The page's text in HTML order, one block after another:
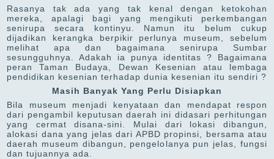
Rasanya tak ada yang tak kenal dengan ketokohan
mereka, apalagi bagi yang mengikuti perkembangan
senirupa secara kontinyu. Namun itu belum cukup
dijadikan kerangka berpikir perlunya museum, sebelum
melihat apa dan bagaimana senirupa Sumbar
sesungguhnya. Adakah ia punya identitas ? Bagaimana
peran Taman Budaya, Dewan Kesenian atau lembaga
pendidikan kesenian terhadap dunia kesenian itu sendiri ?
Masih Banyak Yang Perlu Disiapkan
Bila museum menjadi kenyataan dan mendapat respon
dari pengambil keputusan daerah ini didasari perhitungan
yang cermat disana-sini. Mulai dari lokasi dibangun,
alokasi dana yang jelas dari APBD propinsi, bersama atau
daerah museum dibangun, pengelolanya pun jelas, fungsi
dan tujuannya ada.